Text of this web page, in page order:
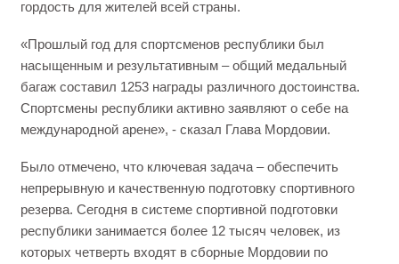
гордость для жителей всей страны.
«Прошлый год для спортсменов республики был
насыщенным и результативным – общий медальный
багаж составил 1253 награды различного достоинства.
Спортсмены республики активно заявляют о себе на
международной арене», - сказал Глава Мордовии.
Было отмечено, что ключевая задача – обеспечить
непрерывную и качественную подготовку спортивного
резерва. Сегодня в системе спортивной подготовки
республики занимается более 12 тысяч человек, из
которых четверть входят в сборные Мордовии по